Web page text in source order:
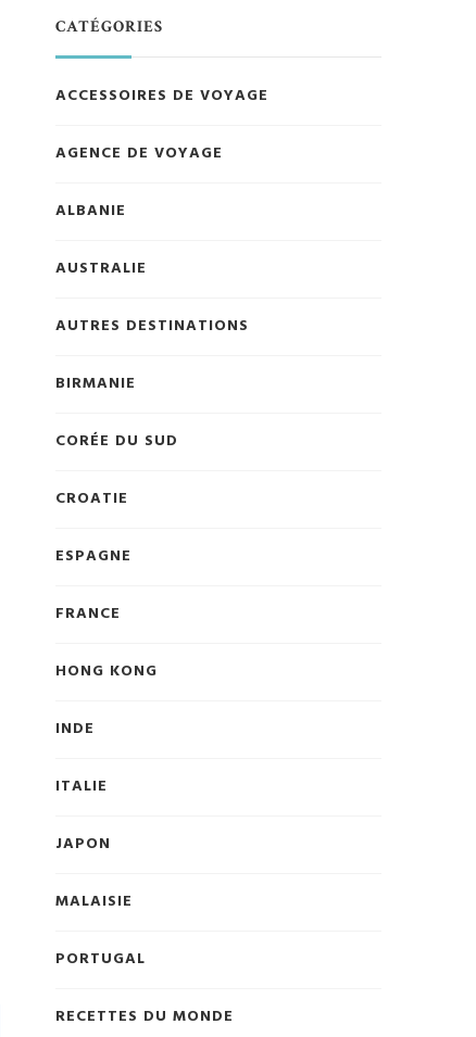
CATÉGORIES
ACCESSOIRES DE VOYAGE
AGENCE DE VOYAGE
ALBANIE
AUSTRALIE
AUTRES DESTINATIONS
BIRMANIE
CORÉE DU SUD
CROATIE
ESPAGNE
FRANCE
HONG KONG
INDE
ITALIE
JAPON
MALAISIE
PORTUGAL
RECETTES DU MONDE